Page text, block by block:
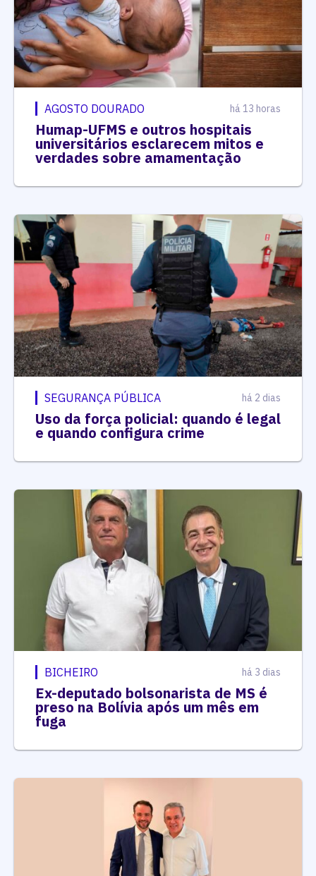
AGOSTO DOURADO há 13 horas
Humap-UFMS e outros hospitais
universitários esclarecem mitos e
verdades sobre amamentação
SEGURANÇA PÚBLICA há 2 dias
Uso da força policial: quando é legal
e quando configura crime
BICHEIRO há 3 dias
Ex-deputado bolsonarista de MS é
preso na Bolívia após um mês em
fuga